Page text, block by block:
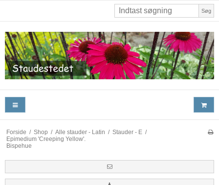
Søg
Forside / Shop / Alle stauder - Latin / Stauder - E /
Epimedium 'Creeping Yellow'.
Bispehue